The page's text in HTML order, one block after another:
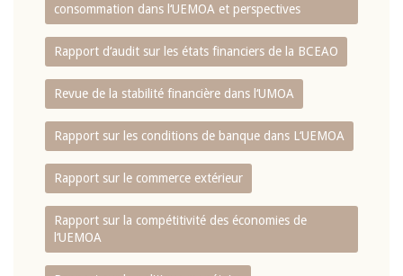
consommation dans l‘UEMOA et perspectives
Rapport d‘audit sur les états financiers de la BCEAO
Revue de la stabilité financière dans l‘UMOA
Rapport sur les conditions de banque dans L‘UEMOA
Rapport sur le commerce extérieur
Rapport sur la compétitivité des économies de
l‘UEMOA